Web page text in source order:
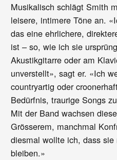
Musikalisch schlägt Smith
leisere, intimere Töne an.
das eine ehrlichere,
ist – so, wie ich sie
Akustikgitarre oder am
unverstellt», sagt er. «Ich
countryartig oder
Bedürfnis, traurige Songs
Mit der Band wachsen
Grösserem, manchmal
diesmal wollte ich, dass sie
bleiben.»